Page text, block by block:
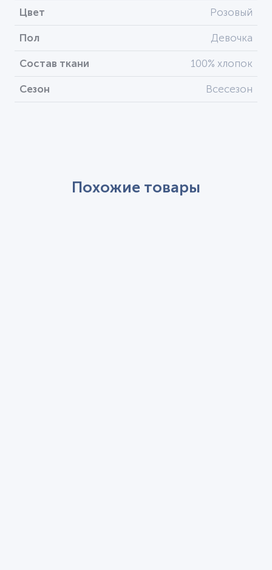
Цвет Розовый
Пол Девочка
Состав ткани 100% хлопок
Сезон Всесезон
Похожие товары